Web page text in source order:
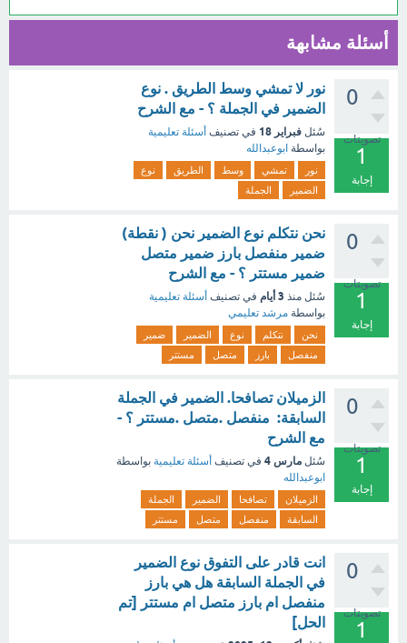
أسئلة مشابهة
0
تصويتات
1
إجابة
نور لا تمشي وسط الطريق . نوع
الضمير في الجملة ؟ - مع الشرح
سُئل فبراير 18 في تصنيف أسئلة تعليمية
بواسطة ابوعبدالله
نور تمشي وسط الطريق
نوع
الضمير
الجملة
0
تصويتات
1
إجابة
نحن نتكلم نوع الضمير نحن ( نقطة)
ضمير منفصل بارز ضمير متصل
ضمير مستتر ؟ - مع الشرح
سُئل منذ 3 أيام في تصنيف أسئلة تعليمية
بواسطة مرشد تعليمي
نحن نتكلم نوع الضمير
ضمير
منفصل
بارز متصل مستتر
0
تصويتات
1
إجابة
الزميلان تصافحا. الضمير في الجملة
السابقة: منفصل .متصل .مستتر ؟ -
مع الشرح
سُئل مارس 4 في تصنيف أسئلة تعليمية بواسطة
ابوعبدالله
الزميلان تصافحا الضمير
الجملة
السابقة
منفصل متصل مستتر
0
تصويتات
1
انت قادر على التفوق نوع الضمير
في الجملة السابقة هل هي بارز
منفصل ام بارز متصل ام مستتر [تم
الحل]